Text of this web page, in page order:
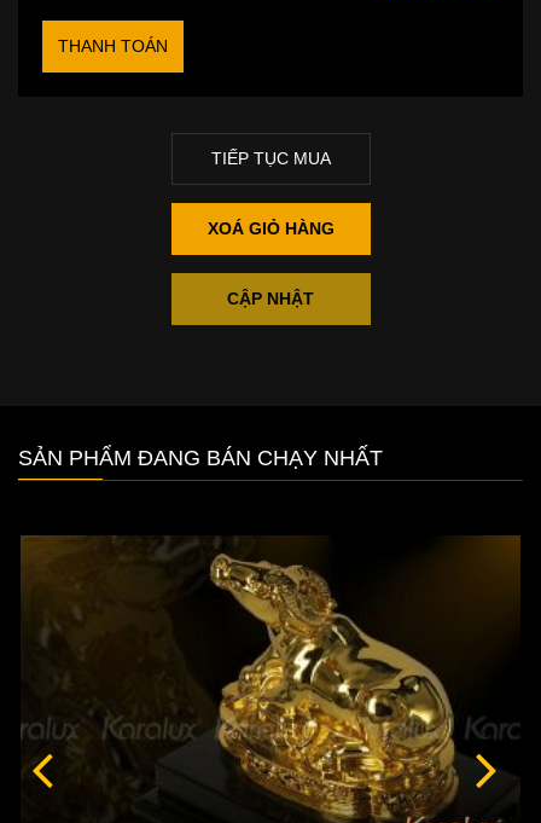
THANH TOÁN
TIẾP TỤC MUA
XOÁ GIỎ HÀNG
CẬP NHẬT
SẢN PHẨM ĐANG BÁN CHẠY NHẤT